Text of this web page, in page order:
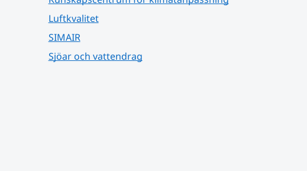
Luftkvalitet
SIMAIR
Sjöar och vattendrag